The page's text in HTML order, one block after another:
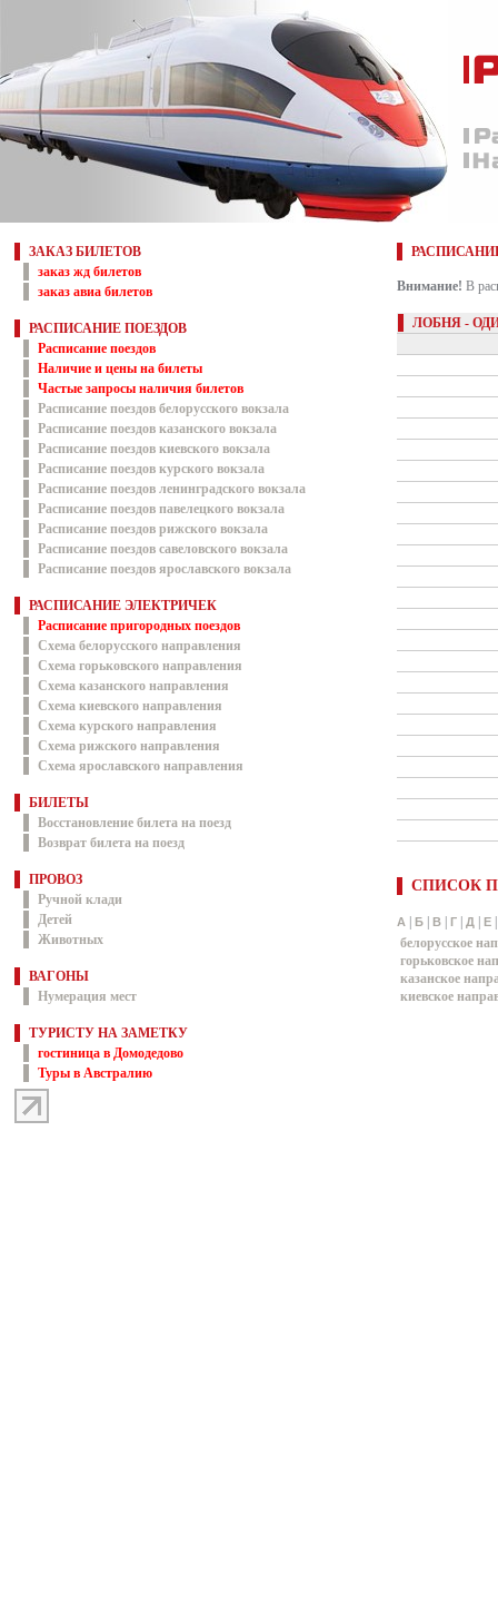
ЗАКАЗ БИЛЕТОВ
заказ жд билетов
заказ авиа билетов
РАСПИСАНИЕ ПОЕЗДОВ
Расписание поездов
Наличие и цены на билеты
Частые запросы наличия билетов
Расписание поездов белорусского вокзала
Расписание поездов казанского вокзала
Расписание поездов киевского вокзала
Расписание поездов курского вокзала
Расписание поездов ленинградского вокзала
Расписание поездов павелецкого вокзала
Расписание поездов рижского вокзала
Расписание поездов савеловского вокзала
Расписание поездов ярославского вокзала
РАСПИСАНИЕ ЭЛЕКТРИЧЕК
Расписание пригородных поездов
Схема белорусского направления
Схема горьковского направления
Схема казанского направления
Схема киевского направления
Схема курского направления
Схема рижского направления
Схема ярославского направления
БИЛЕТЫ
Восстановление билета на поезд
Возврат билета на поезд
ПРОВОЗ
Ручной клади
Детей
Животных
ВАГОНЫ
Нумерация мест
ТУРИСТУ НА ЗАМЕТКУ
гостиница в Домодедово
Туры в Австралию
Внимание! В
ЛОБНЯ -
СПИСОК
А Б В Г Д Е
белорусское
горьковское
казанское
киевское